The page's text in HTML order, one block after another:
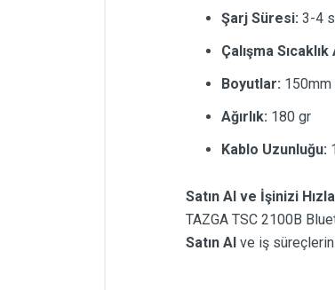
Şarj Süresi: 3-4
Çalışma Sıcaklık
Boyutlar:
Ağırlık: 180 gr
Kablo Uzunluğu:
Satın Al ve İşinizi
TAZGA TSC 2100B
Satın Al ve iş